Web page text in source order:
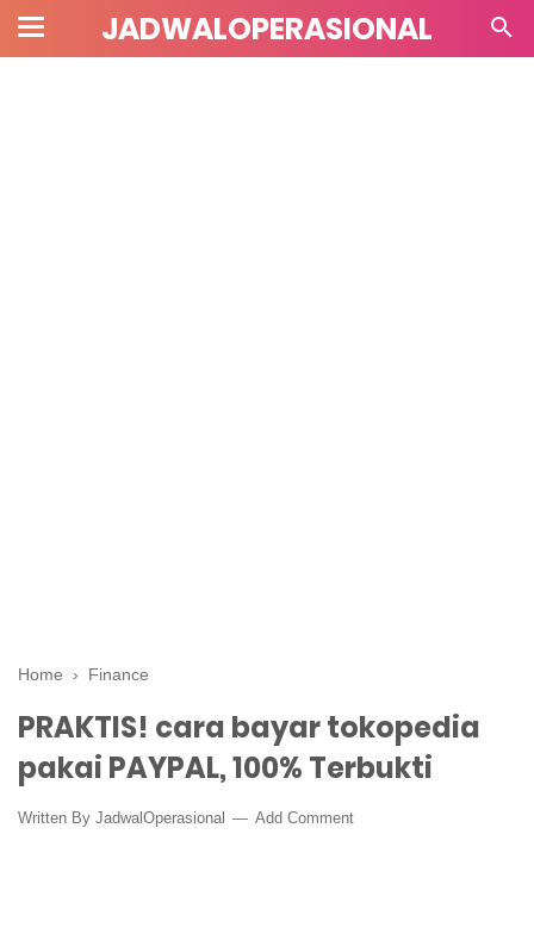
JADWALOPERASIONAL
Home › Finance
PRAKTIS! cara bayar tokopedia
pakai PAYPAL, 100% Terbukti
Written By JadwalOperasional Add Comment